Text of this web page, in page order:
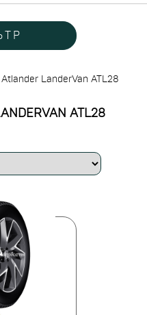
LanderVan ATL28
ATL28